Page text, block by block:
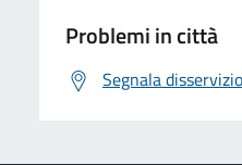
Problemi in città
Segnala disservizio